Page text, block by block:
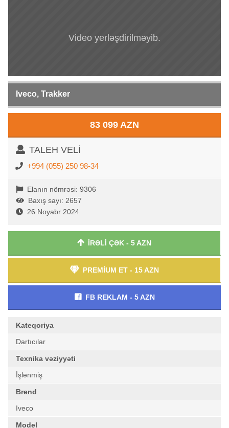
Video yerləşdirilməyib.
Iveco, Trakker
83 099 AZN
TALEH VELİ
+994 (055) 250 98-34
Elanın nömrəsi: 9306
Baxış sayı: 2657
26 Noyabr 2024
İRƏLİ ÇƏK - 5 AZN
PREMİUM ET - 15 AZN
FB REKLAM - 5 AZN
Kateqoriya
Dartıcılar
Texnika vəziyyəti
İşlənmiş
Brend
Iveco
Model